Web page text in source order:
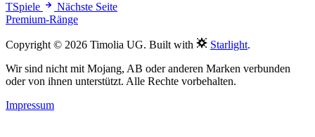
TSpiele
Nächste Seite
Premium-Ränge
Copyright © 2026 Timolia UG. Built with Starlight.
Wir sind nicht mit Mojang, AB oder anderen Marken verbunden
oder von ihnen unterstützt. Alle Rechte vorbehalten.
Impressum